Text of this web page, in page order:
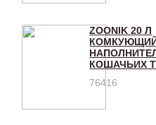
ZOONIK 20 Л
КОШАЧЬИХ
76416